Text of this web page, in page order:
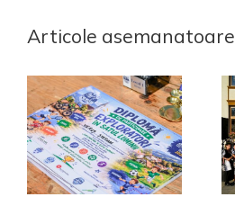
Articole asemanatoare